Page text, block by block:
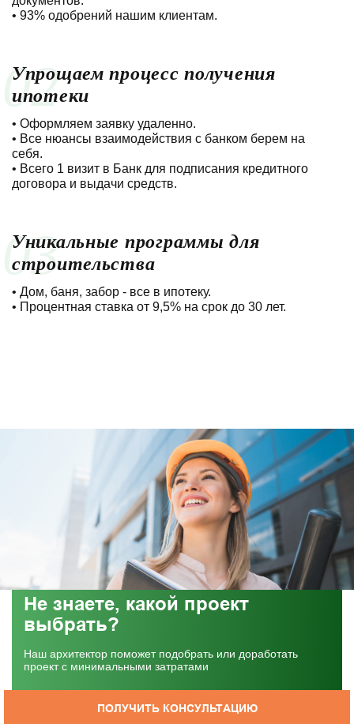
• 93% одобрений нашим клиентам.
02
Упрощаем процесс получения
ипотеки
• Оформляем заявку удаленно.
• Все нюансы взаимодействия с банком берем на
себя.
• Всего 1 визит в Банк для подписания кредитного
договора и выдачи средств.
03
Уникальные программы для
строительства
• Дом, баня, забор - все в ипотеку.
• Процентная ставка от 9,5% на срок до 30 лет.
Не знаете, какой проект
выбрать?
Наш архитектор поможет подобрать или доработать
проект с минимальными затратами
ПОЛУЧИТЬ КОНСУЛЬТАЦИЮ